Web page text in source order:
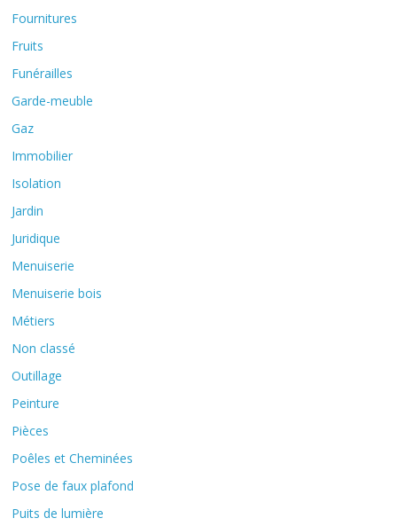
Fournitures
Fruits
Funérailles
Garde-meuble
Gaz
Immobilier
Isolation
Jardin
Juridique
Menuiserie
Menuiserie bois
Métiers
Non classé
Outillage
Peinture
Pièces
Poêles et Cheminées
Pose de faux plafond
Puits de lumière